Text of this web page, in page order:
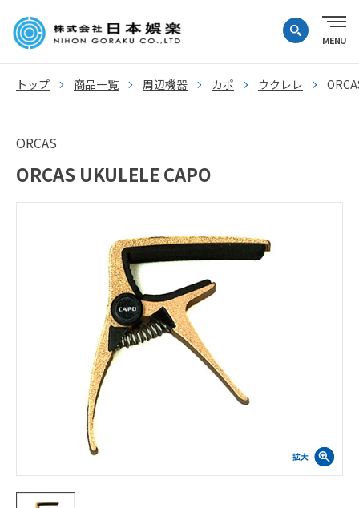
トップ 商品一覧 周辺機器 カポ ウクレレ
ORCAS
ORCAS UKULELE CAPO